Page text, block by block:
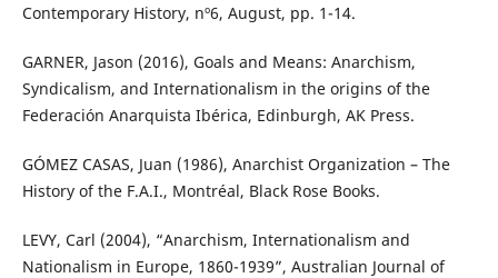
Contemporary History, nº6, August, pp. 1-14.
GARNER, Jason (2016), Goals and Means: Anarchism,
Syndicalism, and Internationalism in the origins of the
Federación Anarquista Ibérica, Edinburgh, AK Press.
GÓMEZ CASAS, Juan (1986), Anarchist Organization – The
History of the F.A.I., Montréal, Black Rose Books.
LEVY, Carl (2004), “Anarchism, Internationalism and
Nationalism in Europe, 1860-1939”, Australian Journal of